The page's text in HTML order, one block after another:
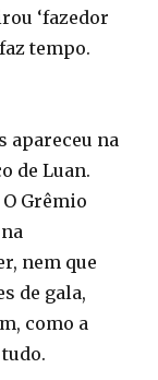
‘fazedor
tempo.
apareceu na
de Luan.
O Grêmio
nem que
de gala,
como a